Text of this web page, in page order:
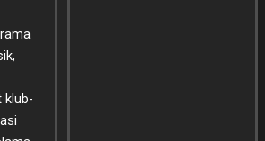
klub-